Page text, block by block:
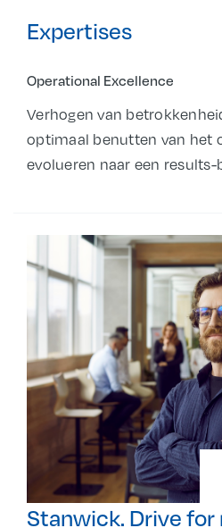
Expertises
Operational Excellence
Verhogen van
optimaal benutten van het
evolueren naar een
Stanwick. Drive